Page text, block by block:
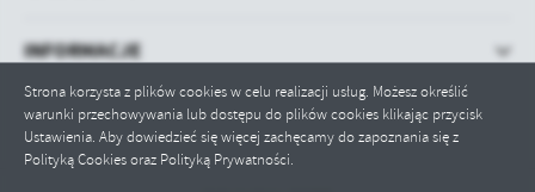
Strona korzysta z plików cookies w celu realizacji usług. Możesz określić
warunki przechowywania lub dostępu do plików cookies klikając przycisk
Ustawienia. Aby dowiedzieć się więcej zachęcamy do zapoznania się z
Polityką Cookies oraz Polityką Prywatności.
INFORMACJE